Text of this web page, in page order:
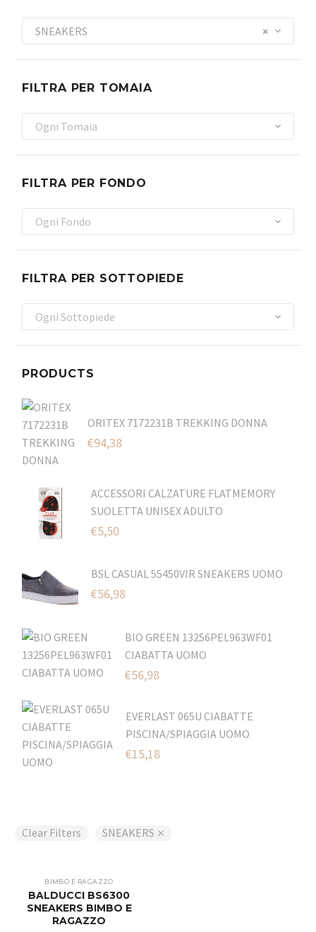
×
SNEAKERS
FILTRA PER TOMAIA
Ogni Tomaia
FILTRA PER FONDO
Ogni Fondo
FILTRA PER SOTTOPIEDE
Ogni Sottopiede
PRODUCTS
ORITEX 7172231B TREKKING DONNA
€94,38
ACCESSORI CALZATURE FLATMEMORY
SUOLETTA UNISEX ADULTO
€5,50
BSL CASUAL 55450VIR SNEAKERS UOMO
€56,98
BIO GREEN 13256PEL963WF01
CIABATTA UOMO
€56,98
EVERLAST 065U CIABATTE
PISCINA/SPIAGGIA UOMO
€15,18
Clear Filters SNEAKERS
BIMBO E RAGAZZO
BALDUCCI BS6300
SNEAKERS BIMBO E
RAGAZZO